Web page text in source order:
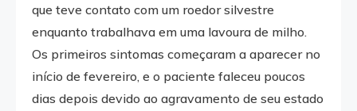
que teve contato com um roedor silvestre
enquanto trabalhava em uma lavoura de milho.
Os primeiros sintomas começaram a aparecer no
início de fevereiro, e o paciente faleceu poucos
dias depois devido ao agravamento de seu estado